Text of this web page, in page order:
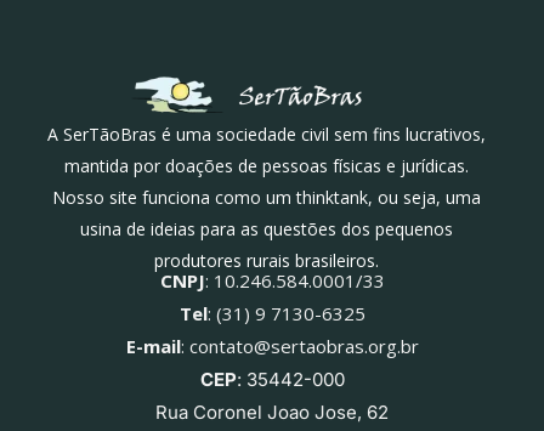
A SerTãoBras é uma sociedade civil sem fins lucrativos,
mantida por doações de pessoas físicas e jurídicas.
Nosso site funciona como um thinktank, ou seja, uma
usina de ideias para as questões dos pequenos
produtores rurais brasileiros.
CNPJ: 10.246.584.0001/33
Tel: (31) 9 7130-6325
E-mail: contato@sertaobras.org.br
CEP: 35442-000
Rua Coronel Joao Jose, 62